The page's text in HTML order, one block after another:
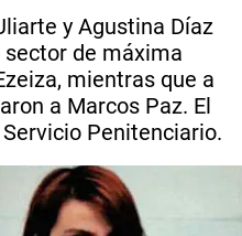
y Agustina Díaz
de máxima
mientras que a
a Marcos Paz. El
Penitenciario.